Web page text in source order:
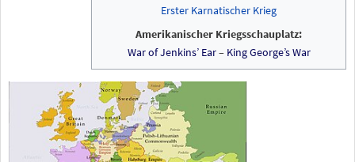
Erster Karnatischer Krieg
Amerikanischer Kriegsschauplatz:
War of Jenkins’ Ear– King George’s War